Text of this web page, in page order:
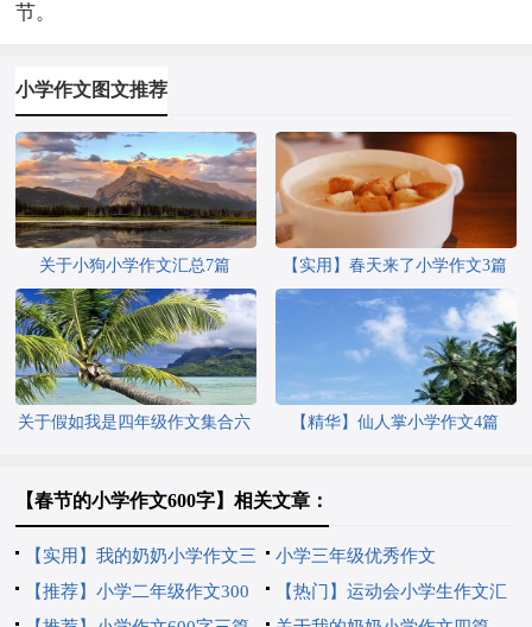
节。
小学作文图文推荐
关于小狗小学作文汇总7篇 【实用】春天来了小学作文3篇
关于假如我是四年级作文集合六
【精华】仙人掌小学作文4篇
【春节的小学作文600字】相关文章：
【实用】我的奶奶小学作文三
篇
小学三年级优秀作文
【推荐】小学二年级作文300
【热门】运动会小学生作文汇